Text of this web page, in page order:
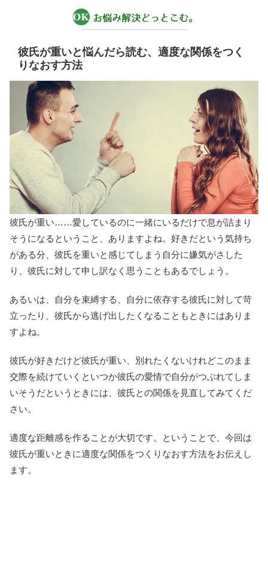
彼氏が重いと悩んだら読む、適度な関係をつく
りなおす方法
彼氏が重い……愛しているのに一緒にいるだけで息が詰まり
そうになるということ、ありますよね。好きだという気持ち
がある分、彼氏を重いと感じてしまう自分に嫌気がさした
り、彼氏に対して申し訳なく思うこともあるでしょう。
あるいは、自分を束縛する、自分に依存する彼氏に対して苛
立ったり、彼氏から逃げ出したくなることもときにはありま
すよね。
彼氏が好きだけど彼氏が重い、別れたくないけれどこのまま
交際を続けていくといつか彼氏の愛情で自分がつぶれてしま
いそうだというときには、彼氏との関係を見直してみてくだ
さい。
適度な距離感を作ることが大切です。ということで、今回は
彼氏が重いときに適度な関係をつくりなおす方法をお伝えし
ます。